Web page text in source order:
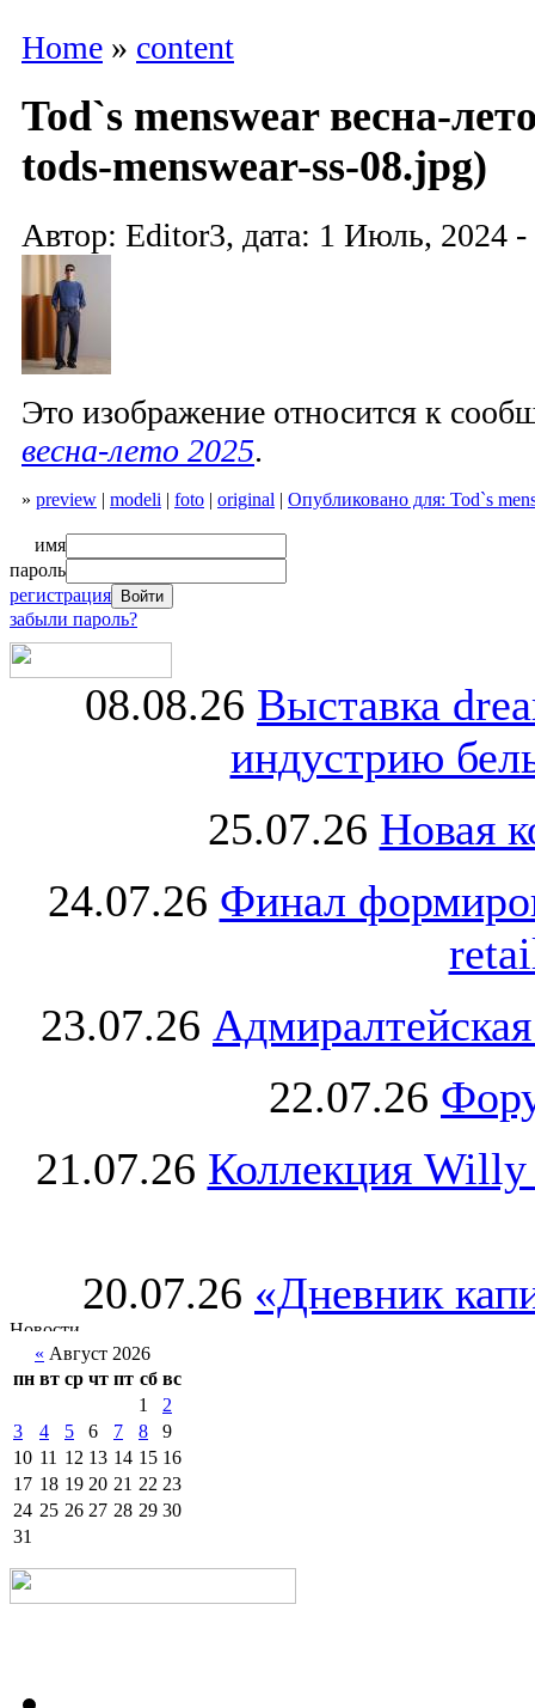
Home » content
Tod`s menswear весна-
tods-menswear-ss-08.jpg)
Автор: Editor3, дата: 1 Июль, 2024 -
Это изображение относится к
весна-лето 2025.
» preview | modeli | foto | original | Опубликовано для: Tod`s
имя
пароль
регистрация
забыли пароль?
08.08.26 Выставка
индустрию
25.07.26 Новая
24.07.26 Финал
23.07.26
22.07.26
21.07.26 Коллекция Willy
20.07.26 «Дневник
« Август 2026
пн вт ср чт пт сб вс
1
2
3
4 5 6 7 8
9
10 11 12 13 14 15 16
17 18 19 20 21 22 23
24 25 26 27 28 29 30
31